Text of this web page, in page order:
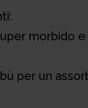
morbido
per un